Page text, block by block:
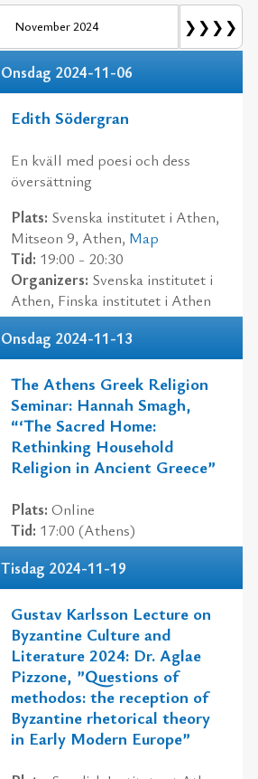
November 2024 ❯❯❯❯
Onsdag 2024-11-06
Edith Södergran
En kväll med poesi och dess
översättning
Plats: Svenska institutet i Athen,
Mitseon 9, Athen, Map
Tid: 19:00 - 20:30
Organizers: Svenska institutet i
Athen, Finska institutet i Athen
Onsdag 2024-11-13
The Athens Greek Religion
Seminar: Hannah Smagh,
“‘The Sacred Home:
Rethinking Household
Religion in Ancient Greece”
Plats: Online
Tid: 17:00 (Athens)
Tisdag 2024-11-19
Gustav Karlsson Lecture on
Byzantine Culture and
Literature 2024: Dr. Aglae
Pizzone, ”Questions of
methodos: the reception of
Byzantine rhetorical theory
in Early Modern Europe”